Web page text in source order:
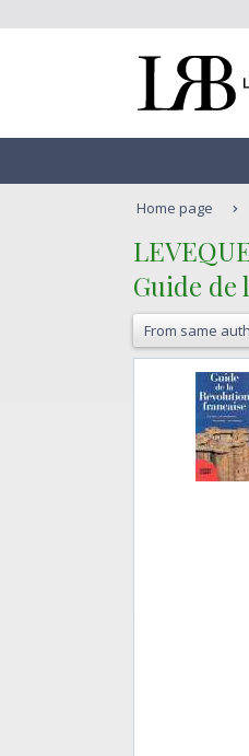
Home page
‎Guide de
From same